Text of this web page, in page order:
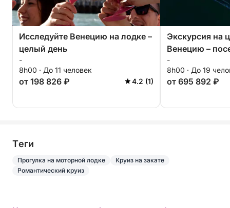
Исследуйте Венецию на лодке –
целый день
-
8h00 · До 11 человек
от 198 826 ₽ 4.2 (1)
Экскурсия на
Венецию –
островов.
-
8h00 · До 19
от 695 892 ₽
Tеги
Прогулка на моторной лодке
Круиз на закате
Романтический круиз